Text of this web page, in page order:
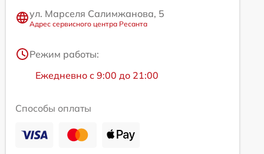
ул. Марселя Салимжанова, 5
Адрес сервисного центра Ресанта
Режим работы:
Ежедневно с 9:00 до 21:00
Способы оплаты